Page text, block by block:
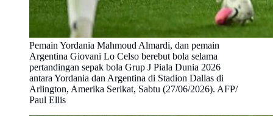
Pemain Yordania Mahmoud Almardi, dan pemain
Argentina Giovani Lo Celso berebut bola selama
pertandingan sepak bola Grup J Piala Dunia 2026
antara Yordania dan Argentina di Stadion Dallas di
Arlington, Amerika Serikat, Sabtu (27/06/2026). AFP/
Paul Ellis